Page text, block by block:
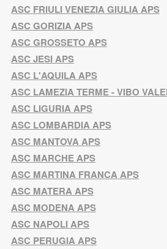
ASC FRIULI VENEZIA GIULIA APS
ASC GORIZIA APS
ASC GROSSETO APS
ASC JESI APS
ASC L'AQUILA APS
ASC LAMEZIA TERME - VIBO
ASC LIGURIA APS
ASC LOMBARDIA APS
ASC MANTOVA APS
ASC MARCHE APS
ASC MARTINA FRANCA APS
ASC MATERA APS
ASC MODENA APS
ASC NAPOLI APS
ASC PERUGIA APS